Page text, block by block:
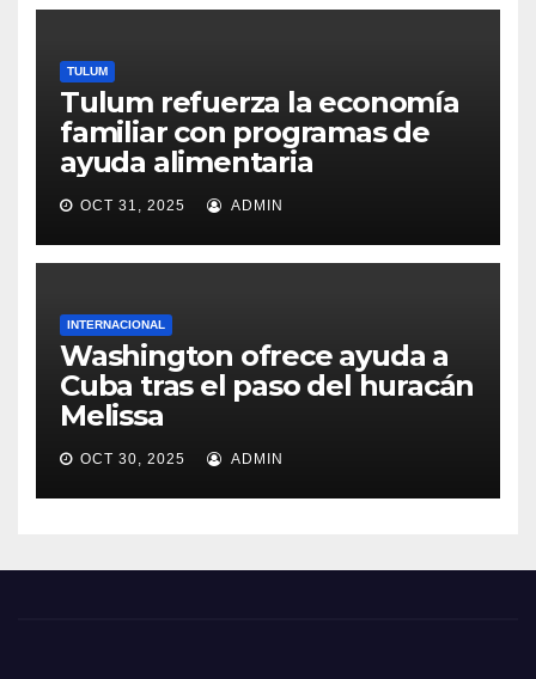
TULUM
Tulum refuerza la economía
familiar con programas de
ayuda alimentaria
OCT 31, 2025 ADMIN
INTERNACIONAL
Washington ofrece ayuda a
Cuba tras el paso del huracán
Melissa
OCT 30, 2025 ADMIN